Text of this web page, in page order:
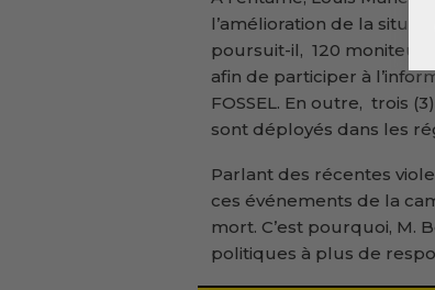
l’amélioration de la
poursuit-il, 120
afin de participer à
FOSSEL. En outre, trois
sont déployés dans les
Parlant des récentes
ces événements de la
mort. C’est pourquoi, M.
politiques à plus de